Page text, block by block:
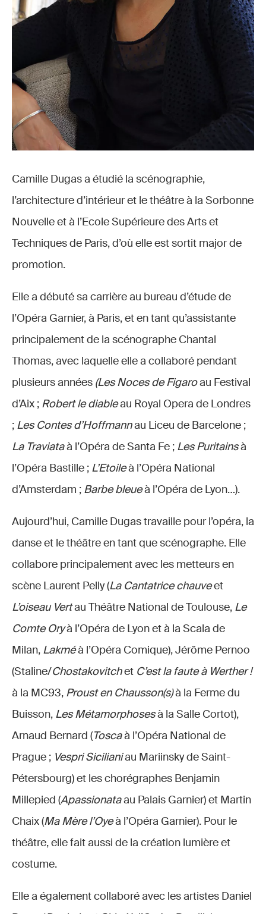
Camille Dugas a étudié la scénographie,
l’architecture d’intérieur et le théâtre à la Sorbonne
Nouvelle et à l’Ecole Supérieure des Arts et
Techniques de Paris, d’où elle est sortit major de
promotion.
Elle a débuté sa carrière au bureau d’étude de
l’Opéra Garnier, à Paris, et en tant qu’assistante
principalement de la scénographe Chantal
Thomas, avec laquelle elle a collaboré pendant
plusieurs années (Les Noces de Figaroau Festival
d’Aix ; Robert le diableau Royal Opera de Londres
; Les Contes d’Hoffmannau Liceu de Barcelone ;
La Traviataà l’Opéra de Santa Fe ; Les Puritainsà
l’Opéra Bastille ; L’Etoileà l’Opéra National
d’Amsterdam ; Barbe bleueà l’Opéra de Lyon…).
Aujourd’hui, Camille Dugas travaille pour l’opéra, la
danse et le théâtre en tant que scénographe. Elle
collabore principalement avec les metteurs en
scène Laurent Pelly (La Cantatrice chauveet
L’oiseau Vertau Théâtre National de Toulouse, Le
Comte Oryà l’Opéra de Lyon et à la Scala de
Milan, Lakméà l’Opéra Comique), Jérôme Pernoo
(Staline/Chostakovitchet C’est la faute à Werther !
à la MC93, Proust en Chausson(s)à la Ferme du
Buisson, Les Métamorphosesà la Salle Cortot),
Arnaud Bernard (Toscaà l’Opéra National de
Prague ; Vespri Sicilianiau Mariinsky de Saint-
Pétersbourg) et les chorégraphes Benjamin
Millepied (Apassionataau Palais Garnier) et Martin
Chaix (Ma Mère l’Oyeà l’Opéra Garnier). Pour le
théâtre, elle fait aussi de la création lumière et
costume.
Elle a également collaboré avec les artistes Daniel